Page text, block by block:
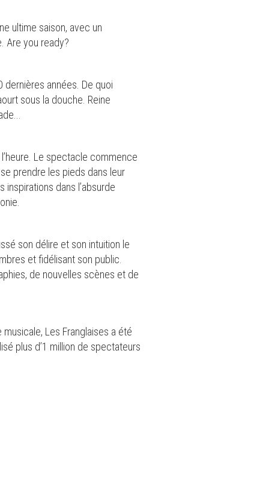
ultime saison, avec un
Are you ready?
années. De quoi
sous la douche. Reine
Le spectacle commence
prendre les pieds dans leur
dans l’absurde
son délire et son intuition le
et fidélisant son public.
de nouvelles scènes et de
Les Franglaises a été
plus d’1 million de spectateurs